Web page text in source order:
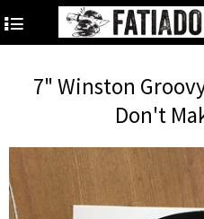
4
7" Winston
Don't